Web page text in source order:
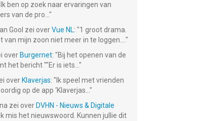
Ik ben op zoek naar ervaringen van
van de pro... "
Gool zei overVue NL: "1 groot drama.
van mijn zoon niet meer in te loggen.... "
over Burgernet: "Bij het openen van de
het bericht ""Er is iets... "
over Klaverjas: " Ik speel met vrienden
op de app ‘Klaverjas... "
zei over DVHN - Nieuws & Digitale
Ik mis het nieuwswoord. Kunnen jullie dit